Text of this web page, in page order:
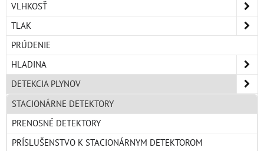
VLHKOSŤ
TLAK
PRÚDENIE
HLADINA
DETEKCIA PLYNOV
STACIONÁRNE DETEKTORY
PRENOSNÉ DETEKTORY
PRÍSLUŠENSTVO K STACIONÁRNYM DETEKTOROM